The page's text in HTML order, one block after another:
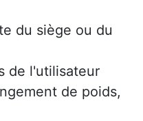
du siège ou du
de l'utilisateur
de poids,